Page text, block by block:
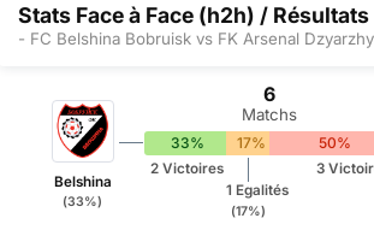
Stats Face à Face (h2h) /
- FC Belshina Bobruisk vs FK Arsenal
Belshina
(33%)
6
Matchs
33% 17% 50%
2 Victoires
1 Egalités
(17%)
3